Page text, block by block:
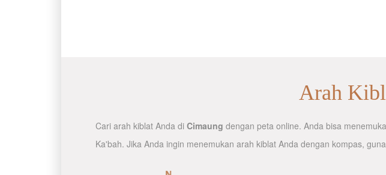
Arah
Cari arah kiblat Anda di Cimaung dengan peta online. Anda bisa
Ka'bah. Jika Anda ingin menemukan arah kiblat Anda dengan kompas,